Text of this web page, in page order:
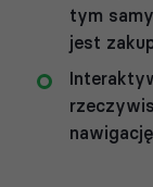
tym
jest